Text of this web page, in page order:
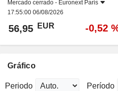
Mercado cerrado - Euronext Paris
17:55:00 06/08/2026
56,95 EUR -0,52
Gráfico
Periodo Período